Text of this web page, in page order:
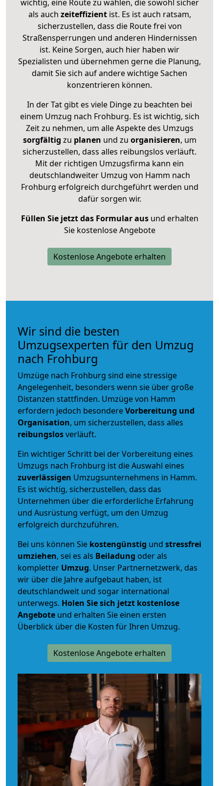
wichtig, eine Route zu wählen, die sowohl sicher
als auch zeiteffizientist. Es ist auch ratsam,
sicherzustellen, dass die Route frei von
Straßensperrungen und anderen Hindernissen
ist. Keine Sorgen, auch hier haben wir
Spezialisten und übernehmen gerne die Planung,
damit Sie sich auf andere wichtige Sachen
konzentrieren können.
In der Tat gibt es viele Dinge zu beachten bei
einem Umzug nach Frohburg. Es ist wichtig, sich
Zeit zu nehmen, um alle Aspekte des Umzugs
sorgfältig zu planen und zu organisieren, um
sicherzustellen, dass alles reibungslos verläuft.
Mit der richtigen Umzugsfirma kann ein
deutschlandweiter Umzug von Hamm nach
Frohburg erfolgreich durchgeführt werden und
dafür sorgen wir.
Füllen Sie jetzt das Formular ausund erhalten
Sie kostenlose Angebote
Kostenlose Angebote erhalten
Wir sind die besten
Umzugsexperten für den Umzug
nach Frohburg
Umzüge nach Frohburg sind eine stressige
Angelegenheit, besonders wenn sie über große
Distanzen stattfinden. Umzüge von Hamm
erfordern jedoch besondereVorbereitung und
Organisation, um sicherzustellen, dass alles
reibungslosverläuft.
Ein wichtiger Schritt bei der Vorbereitung eines
Umzugs nach Frohburg ist die Auswahl eines
zuverlässigen Umzugsunternehmens in Hamm.
Es ist wichtig, sicherzustellen, dass das
Unternehmen über die erforderliche Erfahrung
und Ausrüstung verfügt, um den Umzug
erfolgreich durchzuführen.
Bei uns können Sie kostengünstig und stressfrei
umziehen, sei es als Beiladung oder als
kompletter Umzug. Unser Partnernetzwerk, das
wir über die Jahre aufgebaut haben, ist
deutschlandweit und sogar international
unterwegs. Holen Sie sich jetzt kostenlose
Angebote und erhalten Sie einen ersten
Überblick über die Kosten für Ihren Umzug.
Kostenlose Angebote erhalten